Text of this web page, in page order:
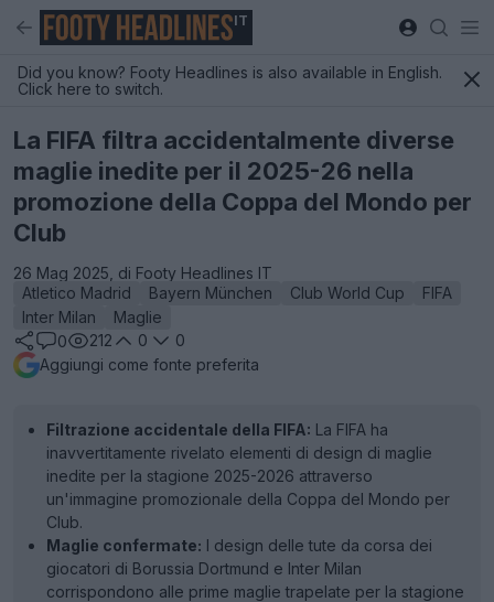
IT
Did you know? Footy Headlines is also available in English.
Click here to switch.
La FIFA filtra accidentalmente diverse
maglie inedite per il 2025-26 nella
promozione della Coppa del Mondo per
Club
26 Mag 2025, di Footy Headlines IT
Atletico Madrid
Bayern München Club World Cup
FIFA
Inter Milan
Maglie
0
212 0
0
Aggiungi come fonte preferita
Filtrazione accidentale della FIFA: La FIFA ha
inavvertitamente rivelato elementi di design di maglie
inedite per la stagione 2025-2026 attraverso
un'immagine promozionale della Coppa del Mondo per
Club.
Maglie confermate: I design delle tute da corsa dei
giocatori di Borussia Dortmund e Inter Milan
corrispondono alle prime maglie trapelate per la stagione